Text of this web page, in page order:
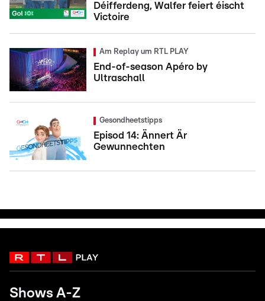
Déifferdeng, Walfer feiert éischt
Victoire
Am Replay um RTL PLAY
End-of-season Apéro by
Ultraschall
Gesondheetstipps
Episod 14: Ännert Är
Gewunnechten
Shows A-Z